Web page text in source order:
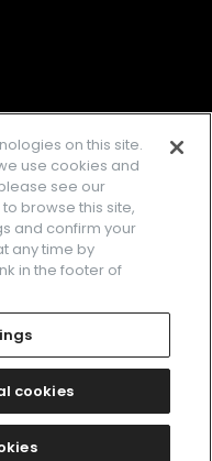
instagramtwitter
用規約
Settings
の関連会社の商標です。
CO., LTD.
on this site.
use cookies and
see our
browse this site,
and confirm your
any time by
in the footer of
cookies